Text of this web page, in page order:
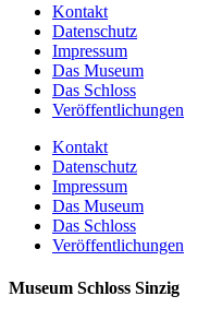
Kontakt
Datenschutz
Impressum
Das Museum
Das Schloss
Veröffentlichungen
Kontakt
Datenschutz
Impressum
Das Museum
Das Schloss
Veröffentlichungen
Museum Schloss Sinzig